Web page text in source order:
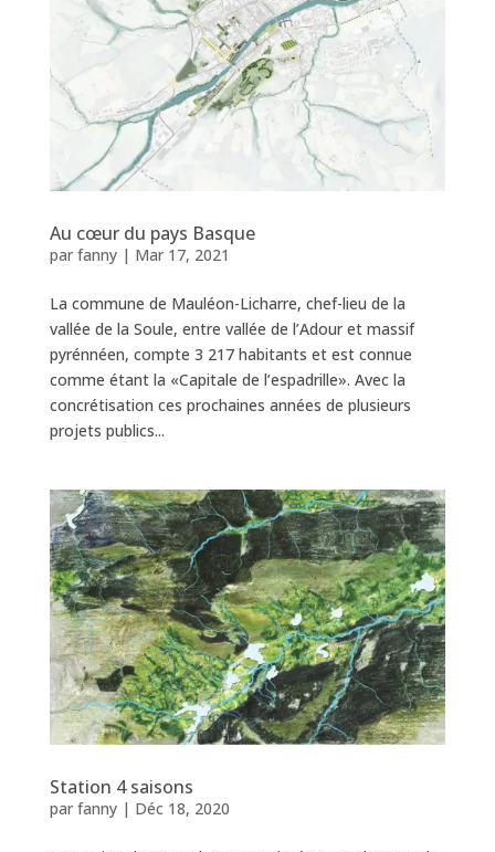
Au cœur du pays Basque
par fanny| Mar 17, 2021
La commune de Mauléon-Licharre, chef-lieu de la
vallée de la Soule, entre vallée de l’Adour et massif
pyrénnéen, compte 3 217 habitants et est connue
comme étant la «Capitale de l’espadrille». Avec la
concrétisation ces prochaines années de plusieurs
projets publics...
Station 4 saisons
par fanny| Déc 18, 2020